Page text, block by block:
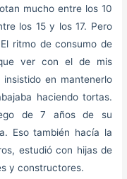
mucho entre los 10
los 15 y los 17. Pero
ritmo de consumo de
ver con el de mis
en mantenerlo
haciendo tortas.
de 7 años de su
Eso también hacía la
estudió con hijas de
y constructores.